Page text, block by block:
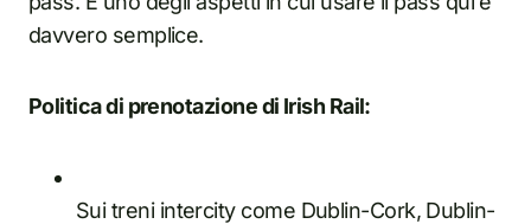
davvero semplice.
Politica di prenotazione di Irish Rail:
Sui treni intercity come Dublin-Cork, Dublin-